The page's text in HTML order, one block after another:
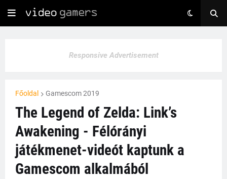
Responsive Advertisement
Főoldal Gamescom 2019
The Legend of Zelda: Link’s
Awakening - Félórányi
játékmenet-videót kaptunk a
Gamescom alkalmából